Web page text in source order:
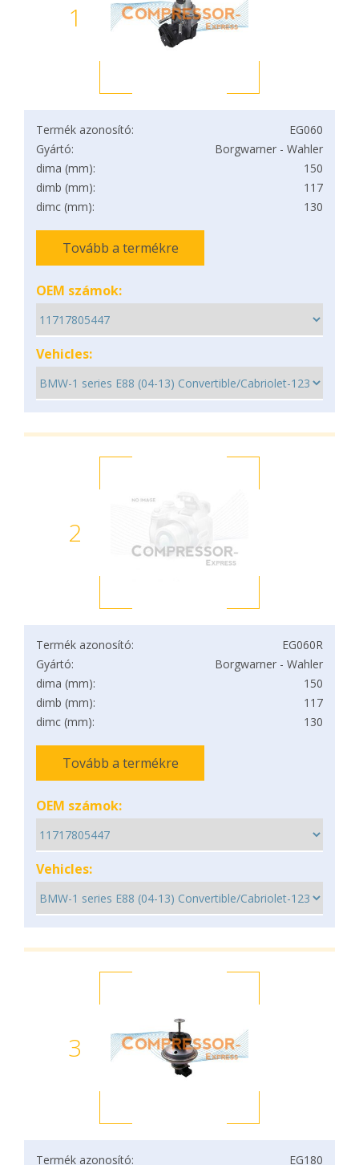
1
Termék azonosító:
EG060
Gyártó:
Borgwarner - Wahler
dima (mm):
150
dimb (mm):
117
dimc (mm):
130
Tovább a termékre
OEM számok:
Vehicles:
2
Termék azonosító:
EG060R
Gyártó:
Borgwarner - Wahler
dima (mm):
150
dimb (mm):
117
dimc (mm):
130
Tovább a termékre
OEM számok:
Vehicles:
3
Termék azonosító:
EG180